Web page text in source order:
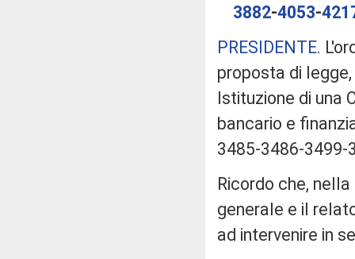
3882-4053-
PRESIDENTE.
proposta di
Istituzione di una
bancario e
3485-3486-3499-
Ricordo che,
generale e il
ad intervenire in